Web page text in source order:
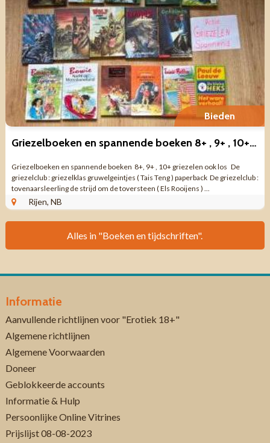
Bieden
Griezelboeken en spannende boeken 8+ , 9+ , 10+ griezelen LOS TK
Griezelboeken en spannende boeken 8+, 9+ , 10+ griezelen ook los De
griezelclub : griezelklas gruwelgeintjes ( Tais Teng ) paperback De griezelclub :
tovenaarsleerling de strijd om de toversteen ( Els Rooijens ) ...
Rijen, NB
Alles in "Boeken en tijdschriften".
Informatie
Aanvullende richtlijnen voor "Erotiek 18+"
Algemene richtlijnen
Algemene Voorwaarden
Doneer
Geblokkeerde accounts
Informatie & Hulp
Persoonlijke Online Vitrines
Prijslijst 08-08-2023